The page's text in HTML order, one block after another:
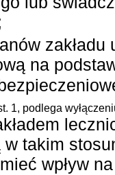
na
1, podlega
w takim
wpływ